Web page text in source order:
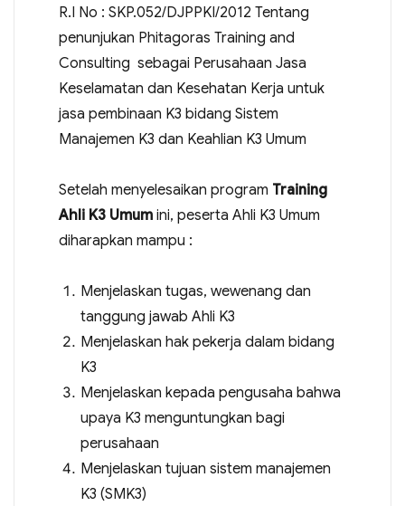
R.I No : SKP.052/DJPPKI/2012 Tentang
penunjukan Phitagoras Training and
Consulting sebagai Perusahaan Jasa
Keselamatan dan Kesehatan Kerja untuk
jasa pembinaan K3 bidang Sistem
Manajemen K3 dan Keahlian K3 Umum
Setelah menyelesaikan program Training
Ahli K3 Umumini, peserta Ahli K3 Umum
diharapkan mampu :
Menjelaskan tugas, wewenang dan
tanggung jawab Ahli K3
Menjelaskan hak pekerja dalam bidang
K3
Menjelaskan kepada pengusaha bahwa
upaya K3 menguntungkan bagi
perusahaan
Menjelaskan tujuan sistem manajemen
K3 (SMK3)